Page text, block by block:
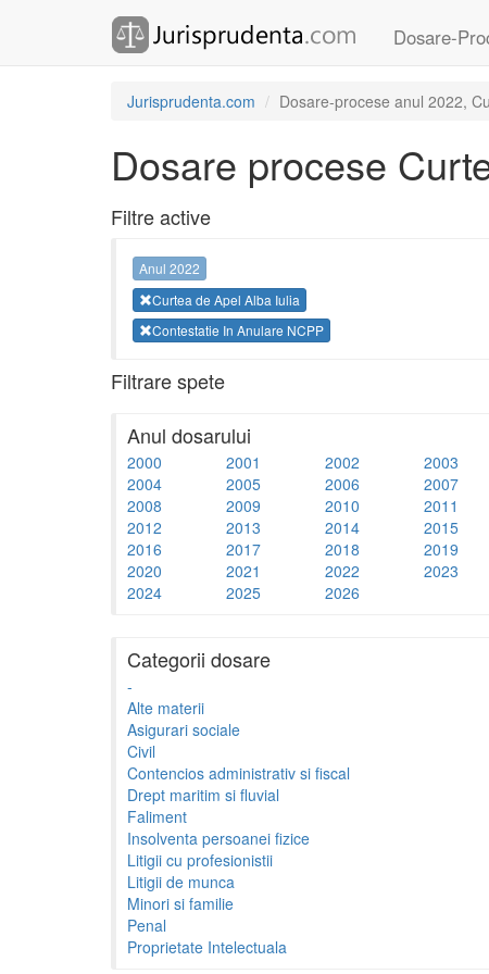
Dosare-
Jurisprudenta.com Dosare-procese anul 2022,
Dosare procese
Filtre active
Anul 2022
Curtea de Apel Alba Iulia
Contestatie In Anulare NCPP
Filtrare spete
Anul dosarului
2000 2001 2002
2003
2004
2005 2006
2007
2008
2009 2010
2011
2012
2013 2014
2015
2016
2017 2018
2019
2020
2021 2022
2023
2024
2025 2026
Categorii dosare
-
Alte materii
Asigurari sociale
Civil
Contencios administrativ si fiscal
Drept maritim si fluvial
Faliment
Insolventa persoanei fizice
Litigii cu profesionistii
Litigii de munca
Minori si familie
Penal
Proprietate Intelectuala